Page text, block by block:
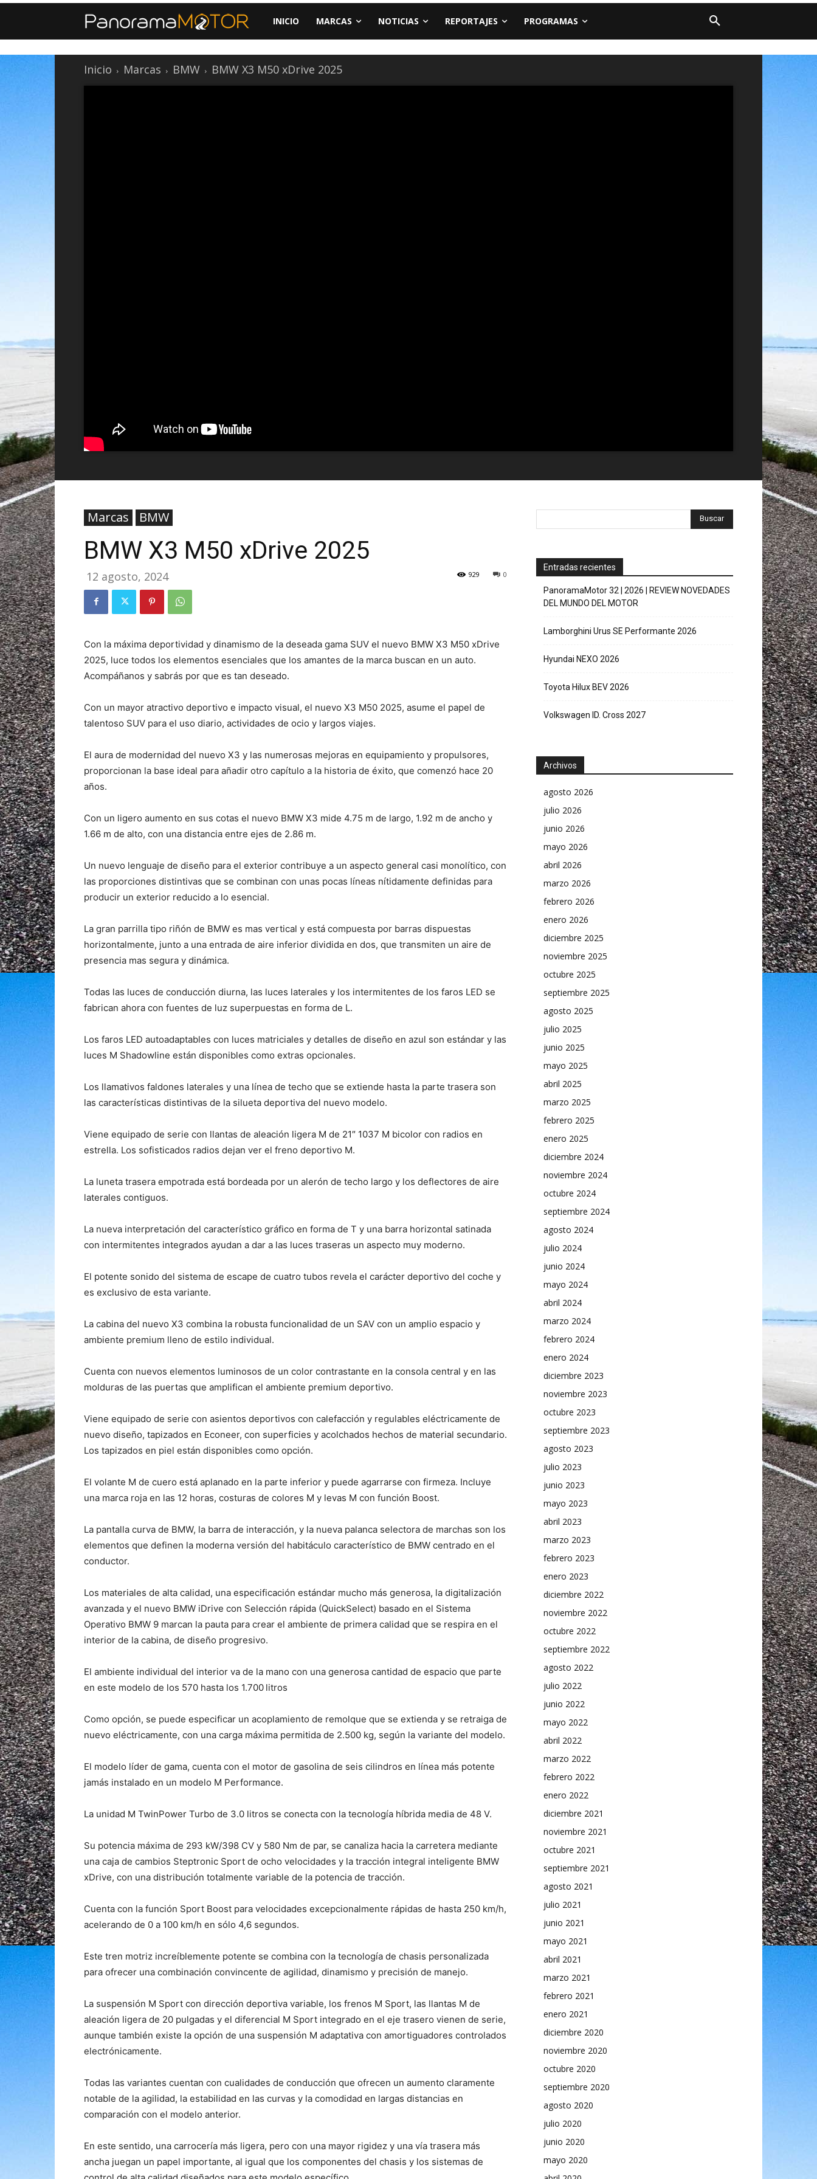
INICIO MARCAS NOTICIAS REPORTAJES PROGRAMAS
Inicio Marcas BMW BMW X3 M50 xDrive 2025
Marcas BMW
BMW X3 M50 xDrive 2025
12 agosto, 2024 0
929
Con la máxima deportividad y dinamismo de la deseada gama SUV el nuevo BMW X3 M50 xDrive
2025, luce todos los elementos esenciales que los amantes de la marca buscan en un auto.
Acompáñanos y sabrás por que es tan deseado.
Con un mayor atractivo deportivo e impacto visual, el nuevo X3 M50 2025, asume el papel de
talentoso SUV para el uso diario, actividades de ocio y largos viajes.
El aura de modernidad del nuevo X3 y las numerosas mejoras en equipamiento y propulsores,
proporcionan la base ideal para añadir otro capítulo a la historia de éxito, que comenzó hace 20
años.
Con un ligero aumento en sus cotas el nuevo BMW X3 mide 4.75 m de largo, 1.92 m de ancho y
1.66 m de alto, con una distancia entre ejes de 2.86 m.
Un nuevo lenguaje de diseño para el exterior contribuye a un aspecto general casi monolítico, con
las proporciones distintivas que se combinan con unas pocas líneas nítidamente definidas para
producir un exterior reducido a lo esencial.
La gran parrilla tipo riñón de BMW es mas vertical y está compuesta por barras dispuestas
horizontalmente, junto a una entrada de aire inferior dividida en dos, que transmiten un aire de
presencia mas segura y dinámica.
Todas las luces de conducción diurna, las luces laterales y los intermitentes de los faros LED se
fabrican ahora con fuentes de luz superpuestas en forma de L.
Los faros LED autoadaptables con luces matriciales y detalles de diseño en azul son estándar y las
luces M Shadowline están disponibles como extras opcionales.
Los llamativos faldones laterales y una línea de techo que se extiende hasta la parte trasera son
las características distintivas de la silueta deportiva del nuevo modelo.
Viene equipado de serie con llantas de aleación ligera M de 21″ 1037 M bicolor con radios en
estrella. Los sofisticados radios dejan ver el freno deportivo M.
La luneta trasera empotrada está bordeada por un alerón de techo largo y los deflectores de aire
laterales contiguos.
La nueva interpretación del característico gráfico en forma de T y una barra horizontal satinada
con intermitentes integrados ayudan a dar a las luces traseras un aspecto muy moderno.
El potente sonido del sistema de escape de cuatro tubos revela el carácter deportivo del coche y
es exclusivo de esta variante.
La cabina del nuevo X3 combina la robusta funcionalidad de un SAV con un amplio espacio y
ambiente premium lleno de estilo individual.
Cuenta con nuevos elementos luminosos de un color contrastante en la consola central y en las
molduras de las puertas que amplifican el ambiente premium deportivo.
Viene equipado de serie con asientos deportivos con calefacción y regulables eléctricamente de
nuevo diseño, tapizados en Econeer, con superficies y acolchados hechos de material secundario.
Los tapizados en piel están disponibles como opción.
El volante M de cuero está aplanado en la parte inferior y puede agarrarse con firmeza. Incluye
una marca roja en las 12 horas, costuras de colores M y levas M con función Boost.
La pantalla curva de BMW, la barra de interacción, y la nueva palanca selectora de marchas son los
elementos que definen la moderna versión del habitáculo característico de BMW centrado en el
conductor.
Los materiales de alta calidad, una especificación estándar mucho más generosa, la digitalización
avanzada y el nuevo BMW iDrive con Selección rápida (QuickSelect) basado en el Sistema
Operativo BMW 9 marcan la pauta para crear el ambiente de primera calidad que se respira en el
interior de la cabina, de diseño progresivo.
El ambiente individual del interior va de la mano con una generosa cantidad de espacio que parte
en este modelo de los 570 hasta los 1.700 litros
Como opción, se puede especificar un acoplamiento de remolque que se extienda y se retraiga de
nuevo eléctricamente, con una carga máxima permitida de 2.500 kg, según la variante del modelo.
El modelo líder de gama, cuenta con el motor de gasolina de seis cilindros en línea más potente
jamás instalado en un modelo M Performance.
La unidad M TwinPower Turbo de 3.0 litros se conecta con la tecnología híbrida media de 48 V.
Su potencia máxima de 293 kW/398 CV y 580 Nm de par, se canaliza hacia la carretera mediante
una caja de cambios Steptronic Sport de ocho velocidades y la tracción integral inteligente BMW
xDrive, con una distribución totalmente variable de la potencia de tracción.
Cuenta con la función Sport Boost para velocidades excepcionalmente rápidas de hasta 250 km/h,
acelerando de 0 a 100 km/h en sólo 4,6 segundos.
Este tren motriz increíblemente potente se combina con la tecnología de chasis personalizada
para ofrecer una combinación convincente de agilidad, dinamismo y precisión de manejo.
La suspensión M Sport con dirección deportiva variable, los frenos M Sport, las llantas M de
aleación ligera de 20 pulgadas y el diferencial M Sport integrado en el eje trasero vienen de serie,
aunque también existe la opción de una suspensión M adaptativa con amortiguadores controlados
electrónicamente.
Todas las variantes cuentan con cualidades de conducción que ofrecen un aumento claramente
notable de la agilidad, la estabilidad en las curvas y la comodidad en largas distancias en
comparación con el modelo anterior.
En este sentido, una carrocería más ligera, pero con una mayor rigidez y una vía trasera más
ancha juegan un papel importante, al igual que los componentes del chasis y los sistemas de
Entradas recientes
PanoramaMotor 32 | 2026 | REVIEW NOVEDADES
DEL MUNDO DEL MOTOR
Lamborghini Urus SE Performante 2026
Hyundai NEXO 2026
Toyota Hilux BEV 2026
Volkswagen ID. Cross 2027
Archivos
agosto 2026
julio 2026
junio 2026
mayo 2026
abril 2026
marzo 2026
febrero 2026
enero 2026
diciembre 2025
noviembre 2025
octubre 2025
septiembre 2025
agosto 2025
julio 2025
junio 2025
mayo 2025
abril 2025
marzo 2025
febrero 2025
enero 2025
diciembre 2024
noviembre 2024
octubre 2024
septiembre 2024
agosto 2024
julio 2024
junio 2024
mayo 2024
abril 2024
marzo 2024
febrero 2024
enero 2024
diciembre 2023
noviembre 2023
octubre 2023
septiembre 2023
agosto 2023
julio 2023
junio 2023
mayo 2023
abril 2023
marzo 2023
febrero 2023
enero 2023
diciembre 2022
noviembre 2022
octubre 2022
septiembre 2022
agosto 2022
julio 2022
junio 2022
mayo 2022
abril 2022
marzo 2022
febrero 2022
enero 2022
diciembre 2021
noviembre 2021
octubre 2021
septiembre 2021
agosto 2021
julio 2021
junio 2021
mayo 2021
abril 2021
marzo 2021
febrero 2021
enero 2021
diciembre 2020
noviembre 2020
octubre 2020
septiembre 2020
agosto 2020
julio 2020
junio 2020
mayo 2020